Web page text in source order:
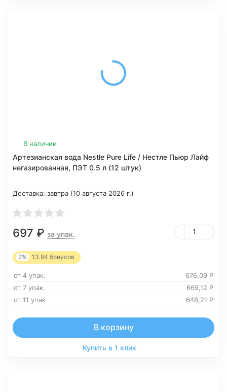
В наличии
Артезианская вода Nestle Pure Life / Нестле Пьюр Лайф
негазированная, ПЭТ 0.5 л (12 штук)
Доставка: завтра (10 августа 2026 г.)
697 ₽ за упак.
2% 13.94 бонусов
от 4 упак. 676,09 Р
от 7 упак.
669,12 Р
от 11 упак
648,21 Р
В корзину
Купить в 1 клик